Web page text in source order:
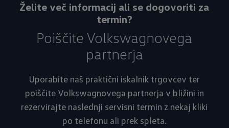
Želite več informacij ali se dogovoriti za
termin?
Poiščite Volkswagnovega
partnerja
Uporabite naš praktični iskalnik trgovcev ter
poiščite Volkswagnovega partnerja v bližini in
rezervirajte naslednji servisni termin z nekaj kliki
po telefonu ali prek spleta.